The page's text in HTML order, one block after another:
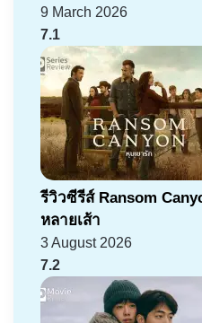
9 March 2026
7.1
รีวิวซีรีส์ Ransom
หลายเส้า
3 August 2026
7.2